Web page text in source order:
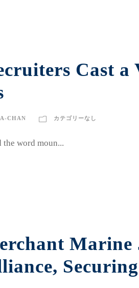
Cast
CHAN カテゴリーなし
the word moun...
Marine